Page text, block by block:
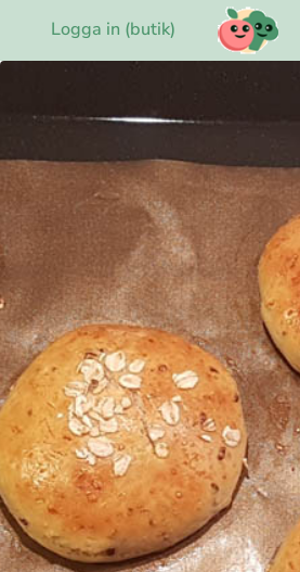
Logga in (butik)